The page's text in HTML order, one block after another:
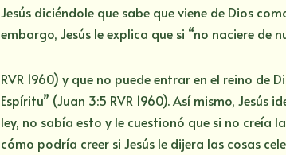
Jesús diciéndole que sabe que viene de Dios
embargo, Jesús le explica que si “no naciere de
RVR 1960) y que no puede entrar en el reino de
Espíritu” (Juan 3:5 RVR 1960). Así mismo,
ley, no sabía esto y le cuestionó que si no creía
cómo podría creer si Jesús le dijera las cosas